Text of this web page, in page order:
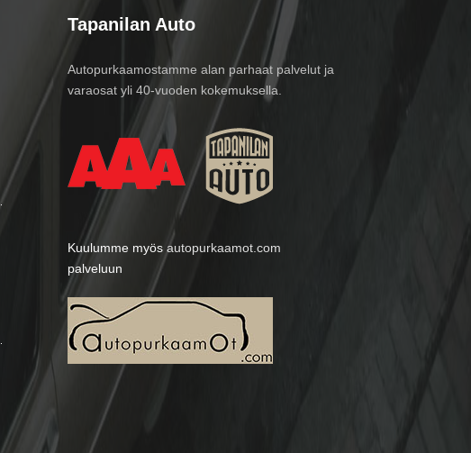
Tapanilan Auto
Autopurkaamostamme alan parhaat palvelut ja
varaosat yli 40-vuoden kokemuksella.
Kuulumme myös autopurkaamot.com
palveluun